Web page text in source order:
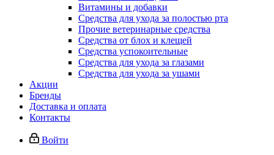
Витамины и добавки
Средства для ухода за полостью рта
Прочие ветеринарные средства
Средства от блох и клещей
Средства успокоительные
Средства для ухода за глазами
Средства для ухода за ушами
Акции
Бренды
Доставка и оплата
Контакты
Войти